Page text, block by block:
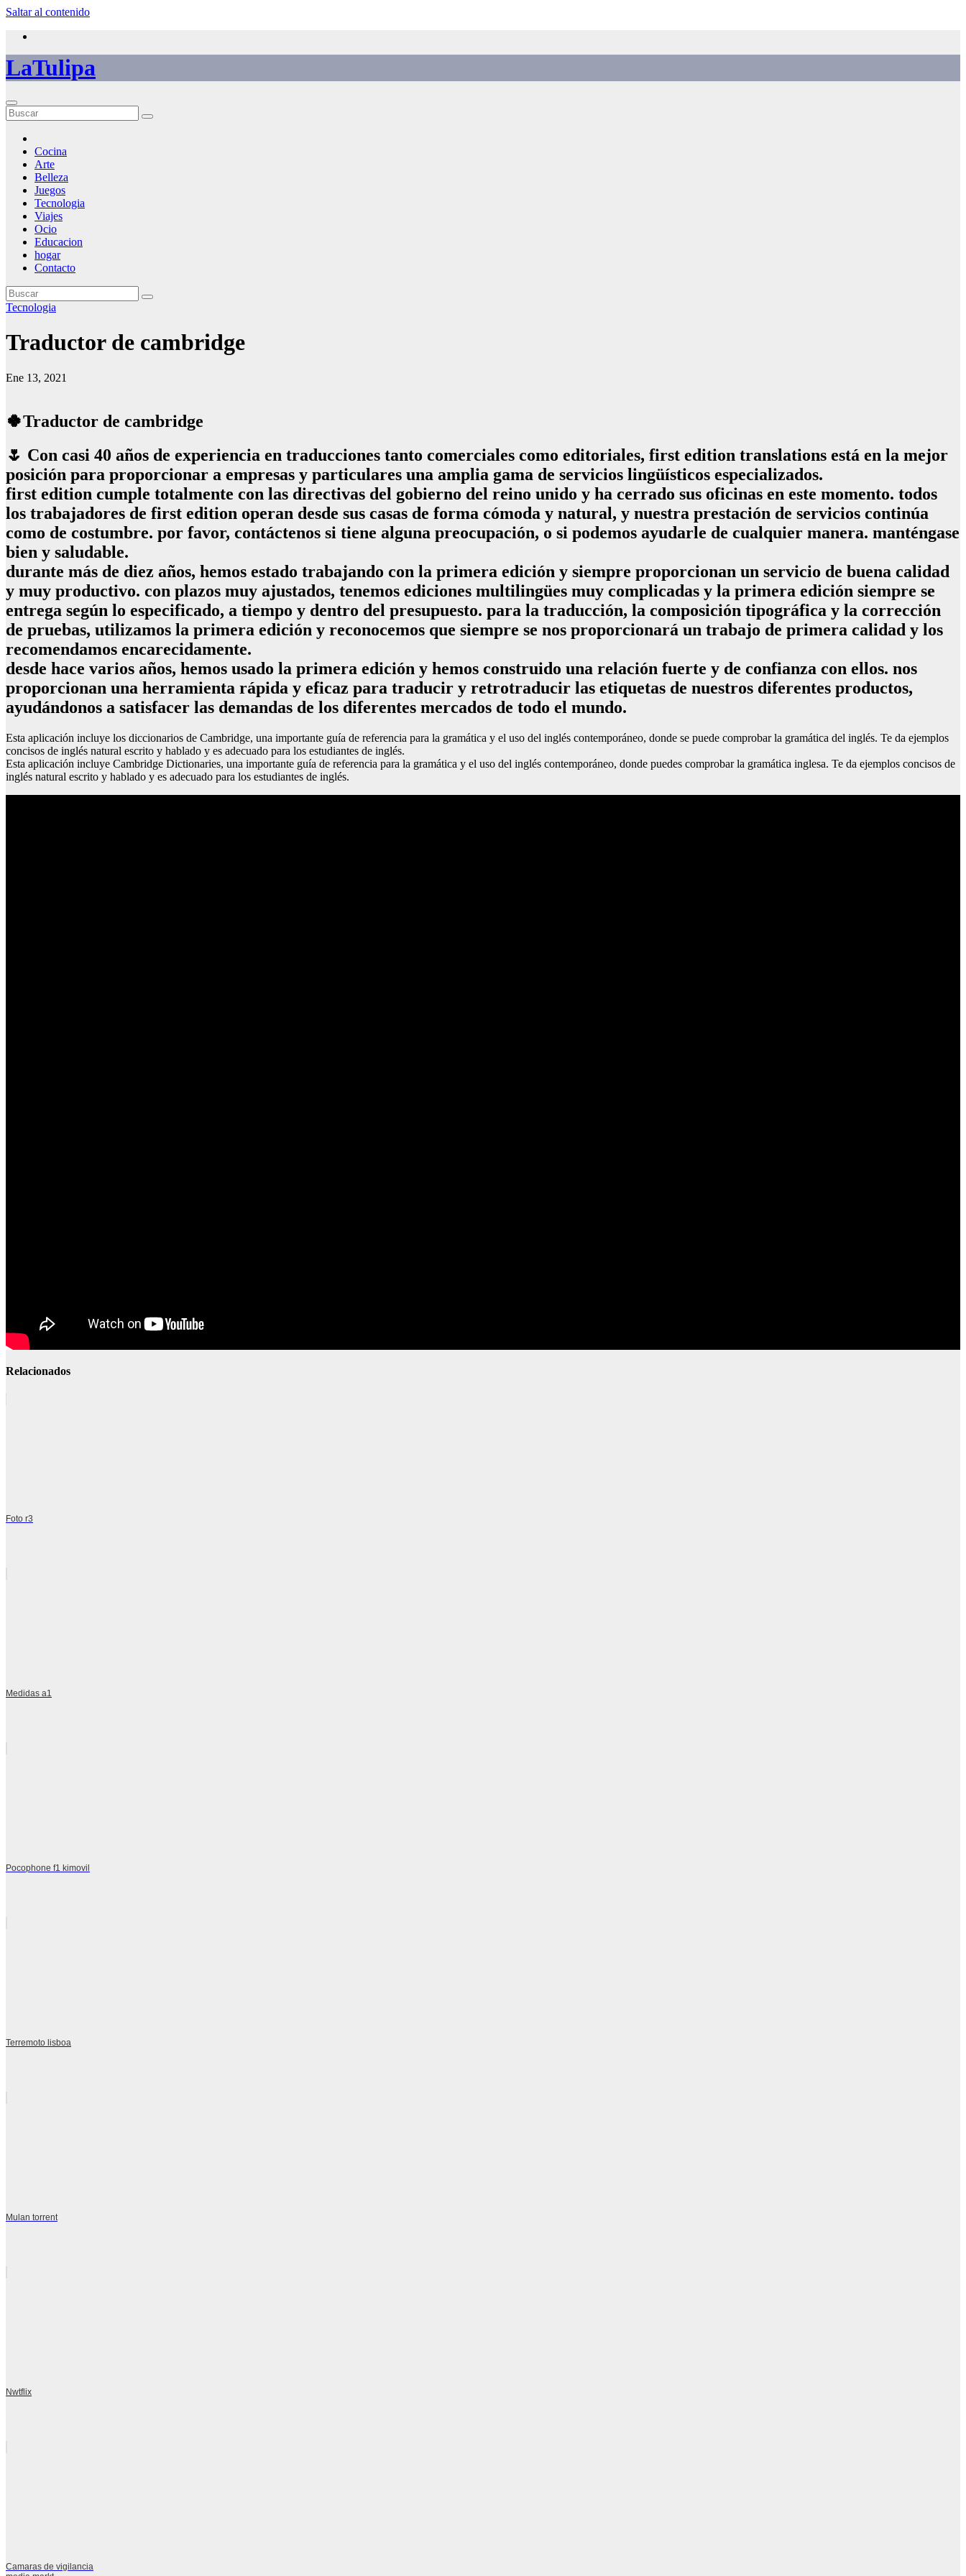
Saltar al contenido
LaTulipa
Cocina
Arte
Belleza
Juegos
Tecnologia
Viajes
Ocio
Educacion
hogar
Contacto
Tecnologia
Traductor de cambridge
Ene 13, 2021
🍀Traductor de cambridge
🌷 Con casi 40 años de experiencia en traducciones tanto comerciales como editoriales, first edition translations está en la mejor
posición para proporcionar a empresas y particulares una amplia gama de servicios lingüísticos especializados.
first edition cumple totalmente con las directivas del gobierno del reino unido y ha cerrado sus oficinas en este momento. todos
los trabajadores de first edition operan desde sus casas de forma cómoda y natural, y nuestra prestación de servicios continúa
como de costumbre. por favor, contáctenos si tiene alguna preocupación, o si podemos ayudarle de cualquier manera. manténgase
bien y saludable.
durante más de diez años, hemos estado trabajando con la primera edición y siempre proporcionan un servicio de buena calidad
y muy productivo. con plazos muy ajustados, tenemos ediciones multilingües muy complicadas y la primera edición siempre se
entrega según lo especificado, a tiempo y dentro del presupuesto. para la traducción, la composición tipográfica y la corrección
de pruebas, utilizamos la primera edición y reconocemos que siempre se nos proporcionará un trabajo de primera calidad y los
recomendamos encarecidamente.
desde hace varios años, hemos usado la primera edición y hemos construido una relación fuerte y de confianza con ellos. nos
proporcionan una herramienta rápida y eficaz para traducir y retrotraducir las etiquetas de nuestros diferentes productos,
ayudándonos a satisfacer las demandas de los diferentes mercados de todo el mundo.
Esta aplicación incluye los diccionarios de Cambridge, una importante guía de referencia para la gramática y el uso del inglés contemporáneo, donde se puede comprobar la gramática del inglés. Te da ejemplos
concisos de inglés natural escrito y hablado y es adecuado para los estudiantes de inglés.
Esta aplicación incluye Cambridge Dictionaries, una importante guía de referencia para la gramática y el uso del inglés contemporáneo, donde puedes comprobar la gramática inglesa. Te da ejemplos concisos de
inglés natural escrito y hablado y es adecuado para los estudiantes de inglés.
Relacionados
Foto r3
Medidas a1
Pocophone f1 kimovil
Terremoto lisboa
Mulan torrent
Nwtflix
Camaras de vigilancia